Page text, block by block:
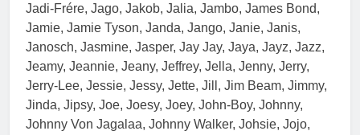
Jadi-Frére, Jago, Jakob, Jalia, Jambo, James Bond,
Jamie, Jamie Tyson, Janda, Jango, Janie, Janis,
Janosch, Jasmine, Jasper, Jay Jay, Jaya, Jayz, Jazz,
Jeamy, Jeannie, Jeany, Jeffrey, Jella, Jenny, Jerry,
Jerry-Lee, Jessie, Jessy, Jette, Jill, Jim Beam, Jimmy,
Jinda, Jipsy, Joe, Joesy, Joey, John-Boy, Johnny,
Johnny Von Jagalaa, Johnny Walker, Johsie, Jojo,